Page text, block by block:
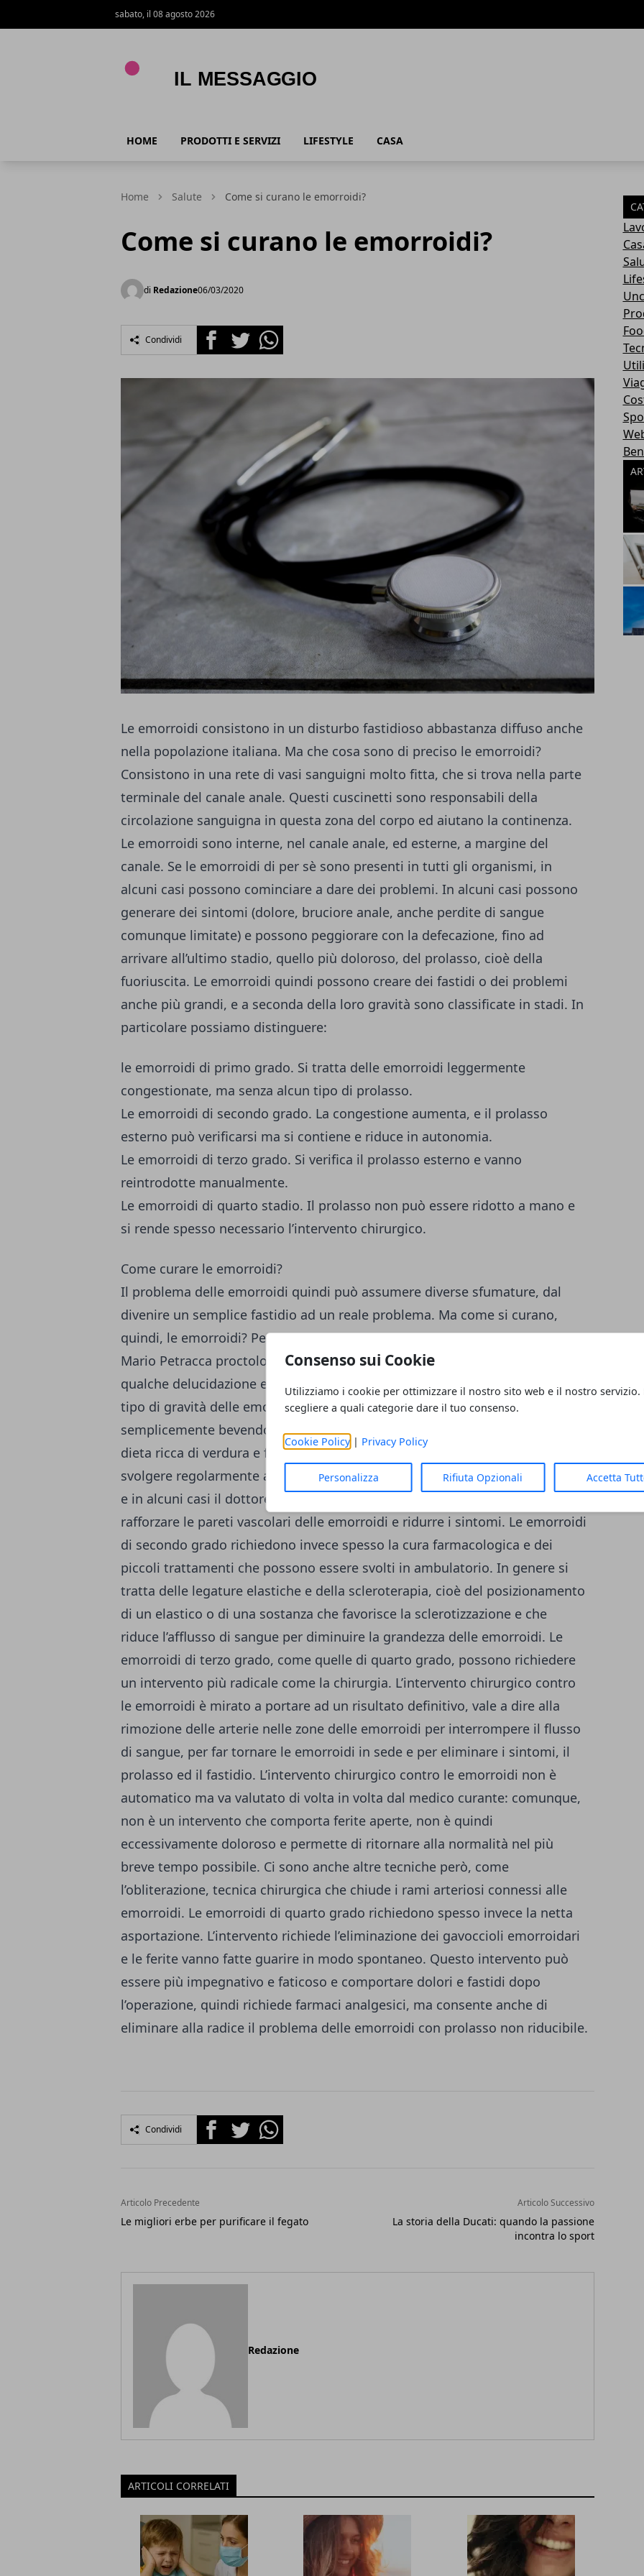
Consenso sui Cookie
Utilizziamo i cookie per ottimizzare il nostro sito web e il nostro servizio.
scegliere a quali categorie dare il tuo consenso.
Cookie Policy| Privacy Policy
Personalizza Rifiuta Opzionali Accetta
sabato, il 08 agosto 2026
HOME PRODOTTI E SERVIZI LIFESTYLE CASA
Home Salute Come si curano le emorroidi?
Come si curano le emorroidi?
di Redazione06/03/2020
Condividi FacebookTwitterWhatsapp
Le emorroidi consistono in un disturbo fastidioso abbastanza diffuso anche
nella popolazione italiana. Ma che cosa sono di preciso le emorroidi?
Consistono in una rete di vasi sanguigni molto fitta, che si trova nella parte
terminale del canale anale. Questi cuscinetti sono responsabili della
circolazione sanguigna in questa zona del corpo ed aiutano la continenza.
Le emorroidi sono interne, nel canale anale, ed esterne, a margine del
canale. Se le emorroidi di per sè sono presenti in tutti gli organismi, in
alcuni casi possono cominciare a dare dei problemi. In alcuni casi possono
generare dei sintomi (dolore, bruciore anale, anche perdite di sangue
comunque limitate) e possono peggiorare con la defecazione, fino ad
arrivare all’ultimo stadio, quello più doloroso, del prolasso, cioè della
fuoriuscita. Le emorroidi quindi possono creare dei fastidi o dei problemi
anche più grandi, e a seconda della loro gravità sono classificate in stadi. In
particolare possiamo distinguere:
le emorroidi di primo grado. Si tratta delle emorroidi leggermente
congestionate, ma senza alcun tipo di prolasso.
Le emorroidi di secondo grado. La congestione aumenta, e il prolasso
esterno può verificarsi ma si contiene e riduce in autonomia.
Le emorroidi di terzo grado. Si verifica il prolasso esterno e vanno
reintrodotte manualmente.
Le emorroidi di quarto stadio. Il prolasso non può essere ridotto a mano e
si rende spesso necessario l’intervento chirurgico.
Come curare le emorroidi?
Il problema delle emorroidi quindi può assumere diverse sfumature, dal
divenire un semplice fastidio ad un reale problema. Ma come si curano,
quindi, le emorroidi? Per saperne di più ne abbiamo parlato con ilDott.
Mario Petracca proctologo con studi a Romae Milano il quale ci ha dato
qualche delucidazione e consigli utili. In particolare, la terapia dipende dal
tipo di gravità delle emorroidi. Le emorroidi di primo grado vanno curate
semplicemente bevendo, almeno 2 litri di acqua al giorno, e seguendo una
dieta ricca di verdura e frutta e povera di grassi, junk food e fritti. Bisogna
svolgere regolarmente attività fisica per cercare di regolarizzare l’intestino,
e in alcuni casi il dottore consiglia l’assunzione di alcuni farmaci per
rafforzare le pareti vascolari delle emorroidi e ridurre i sintomi. Le emorroidi
di secondo grado richiedono invece spesso la cura farmacologica e dei
piccoli trattamenti che possono essere svolti in ambulatorio. In genere si
tratta delle legature elastiche e della scleroterapia, cioè del posizionamento
di un elastico o di una sostanza che favorisce la sclerotizzazione e che
riduce l’afflusso di sangue per diminuire la grandezza delle emorroidi. Le
emorroidi di terzo grado, come quelle di quarto grado, possono richiedere
un intervento più radicale come la chirurgia. L’intervento chirurgico contro
le emorroidi è mirato a portare ad un risultato definitivo, vale a dire alla
rimozione delle arterie nelle zone delle emorroidi per interrompere il flusso
di sangue, per far tornare le emorroidi in sede e per eliminare i sintomi, il
prolasso ed il fastidio. L’intervento chirurgico contro le emorroidi non è
automatico ma va valutato di volta in volta dal medico curante: comunque,
non è un intervento che comporta ferite aperte, non è quindi
eccessivamente doloroso e permette di ritornare alla normalità nel più
breve tempo possibile. Ci sono anche altre tecniche però, come
l’obliterazione, tecnica chirurgica che chiude i rami arteriosi connessi alle
emorroidi. Le emorroidi di quarto grado richiedono spesso invece la netta
asportazione. L’intervento richiede l’eliminazione dei gavoccioli emorroidari
e le ferite vanno fatte guarire in modo spontaneo. Questo intervento può
essere più impegnativo e faticoso e comportare dolori e fastidi dopo
l’operazione, quindi richiede farmaci analgesici, ma consente anche di
eliminare alla radice il problema delle emorroidi con prolasso non riducibile.
Condividi FacebookTwitterWhatsapp
Articolo Precedente
Le migliori erbe per purificare il fegato
Articolo Successivo
La storia della Ducati: quando la passione
incontra lo sport
Redazione
ARTICOLI CORRELATI